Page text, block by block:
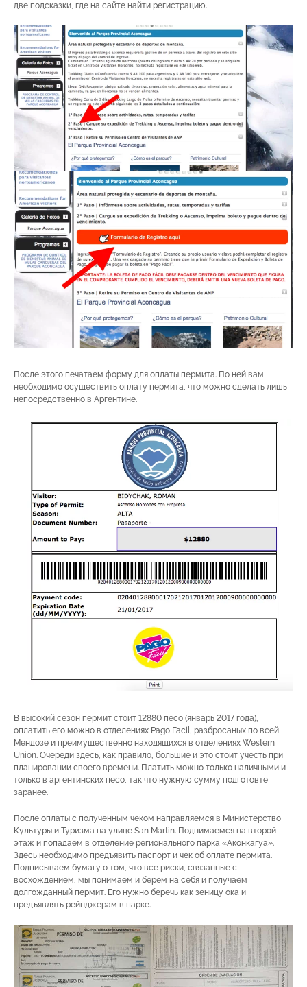
две подсказки, где на сайте найти регистрацию.
После этого печатаем форму для оплаты пермита. По ней вам
необходимо осуществить оплату пермита, что можно сделать лишь
непосредственно в Аргентине.
В высокий сезон пермит стоит 12880 песо (январь 2017 года),
оплатить его можно в отделениях Pago Facil, разбросаных по всей
Мендозе и преимущественно находящихся в отделениях Western
Union. Очереди здесь, как правило, большие и это стоит учесть при
планировании своего времени. Платить можно только наличными и
только в аргентинских песо, так что нужную сумму подготовте
заранее.
После оплаты с полученным чеком направляемся в Министерство
Культуры и Туризма на улице San Martin. Поднимаемся на второй
этаж и попадаем в отделение регионального парка «Аконкагуа».
Здесь необходимо предъявить паспорт и чек об оплате пермита.
Подписываем бумагу о том, что все риски, связанные с
восхождением, мы понимаем и берем на себя и получаем
долгожданный пермит. Его нужно беречь как зеницу ока и
предъявлять рейнджерам в парке.